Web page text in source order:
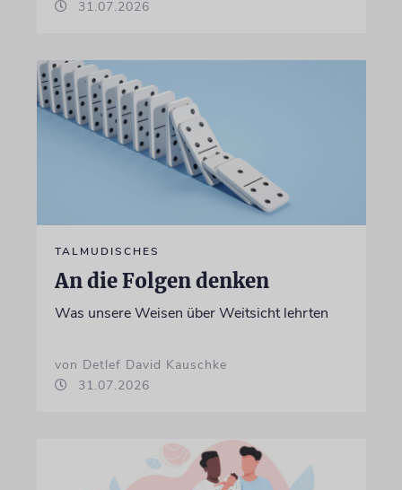
31.07.2026
TALMUDISCHES
An die Folgen denken
Was unsere Weisen über Weitsicht lehrten
von Detlef David Kauschke
31.07.2026